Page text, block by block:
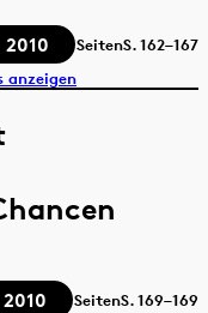
2010 SeitenS.162–167
anzeigen
2010 SeitenS.169–169